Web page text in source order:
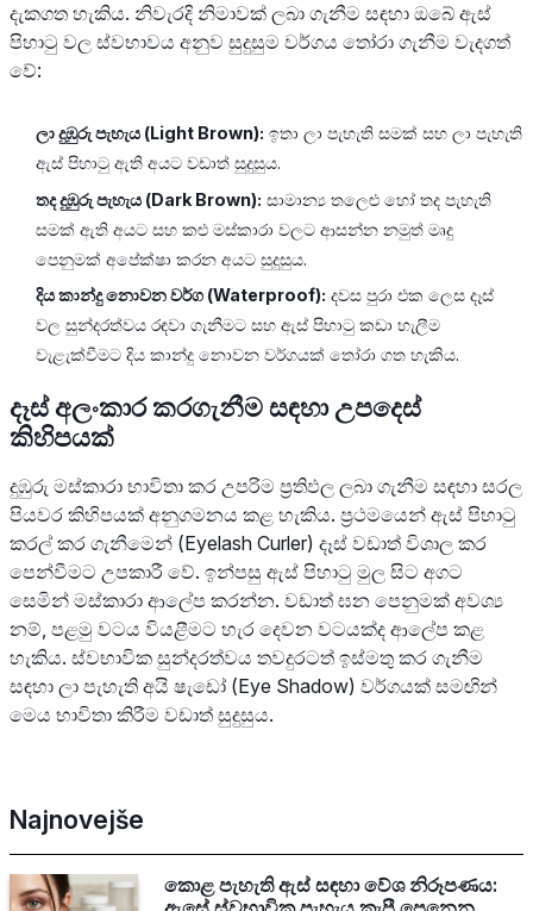
දැකගත හැකිය. නිවැරදි නිමාවක් ලබා ගැනීම සඳහා ඔබේ ඇස්
පිහාටු වල ස්වභාවය අනුව සුදුසුම වර්ගය තෝරා ගැනීම වැදගත්
වේ:
ලා දුඹුරු පැහැය (Light Brown): ඉතා ලා පැහැති සමක් සහ ලා පැහැති
ඇස් පිහාටු ඇති අයට වඩාත් සුදුසුය.
තද දුඹුරු පැහැය (Dark Brown): සාමාන්‍ය තලෙළු හෝ තද පැහැති
සමක් ඇති අයට සහ කළු මස්කාරා වලට ආසන්න නමුත් මෘදු
පෙනුමක් අපේක්ෂා කරන අයට සුදුසුය.
දිය කාන්දු නොවන වර්ග (Waterproof): දවස පුරා එක ලෙස දෑස්
වල සුන්දරත්වය රඳවා ගැනීමට සහ ඇස් පිහාටු කඩා හැලීම
වැළැක්වීමට දිය කාන්දු නොවන වර්ගයක් තෝරා ගත හැකිය.
දෑස් අලංකාර කරගැනීම සඳහා උපදෙස්
කිහිපයක්
දුඹුරු මස්කාරා භාවිතා කර උපරිම ප්‍රතිඵල ලබා ගැනීම සඳහා සරල
පියවර කිහිපයක් අනුගමනය කළ හැකිය. ප්‍රථමයෙන් ඇස් පිහාටු
කරල් කර ගැනීමෙන් (Eyelash Curler) දෑස් වඩාත් විශාල කර
පෙන්වීමට උපකාරී වේ. ඉන්පසු ඇස් පිහාටු මුල සිට අගට
සෙමින් මස්කාරා ආලේප කරන්න. වඩාත් ඝන පෙනුමක් අවශ්‍ය
නම්, පළමු වටය වියළීමට හැර දෙවන වටයක්ද ආලේප කළ
හැකිය. ස්වභාවික සුන්දරත්වය තවදුරටත් ඉස්මතු කර ගැනීම
සඳහා ලා පැහැති අයි ෂැඩෝ (Eye Shadow) වර්ගයක් සමඟින්
මෙය භාවිතා කිරීම වඩාත් සුදුසුය.
Najnovejše
කොළ පැහැති ඇස් සඳහා වේශ නිරූපණය: